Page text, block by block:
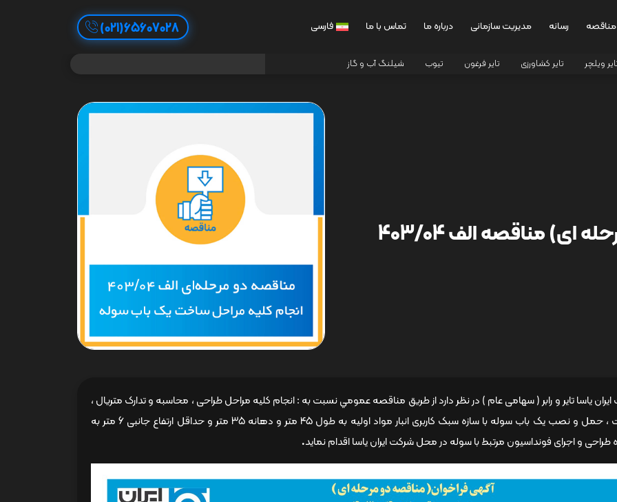
رسانه مدیریت سازمانی درباره ما تماس با ما فارسی 65607028(021)
ویلچر تایر کشاورزی تایر فرغون تیوب شیلنگ آب و گاز
مناقصه الف 403/04
یاسا تایر و رابر ( سهامی عام ) در نظر دارد از طريق مناقصه عمومي نسبت به : انجام کلیه مراحل طراحی ، محاسبه و تدارک متریال ،
ساخت ، حمل و نصب یک باب سوله با سازه سبک کاربری انبار مواد اولیه به طول 45 متر و دهانه 35 متر و حداقل ارتفاع جانبی 6 متر به
طراحی و اجرای فونداسیون مرتبط با سوله در محل شرکت ایران یاسا اقدام نماید.